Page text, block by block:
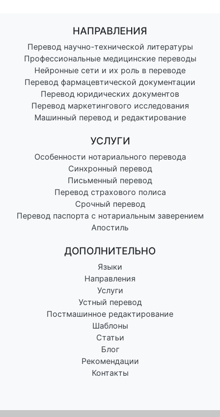
НАПРАВЛЕНИЯ
Перевод научно-технической литературы
Профессиональные медицинские переводы
Нейронные сети и их роль в переводе
Перевод фармацевтической документации
Перевод юридических документов
Перевод маркетингового исследования
Машинный перевод и редактирование
УСЛУГИ
Особенности нотариального перевода
Синхронный перевод
Письменный перевод
Перевод страхового полиса
Срочный перевод
Перевод паспорта с нотариальным заверением
Апостиль
ДОПОЛНИТЕЛЬНО
Языки
Направления
Услуги
Устный перевод
Постмашинное редактирование
Шаблоны
Статьи
Блог
Рекомендации
Контакты